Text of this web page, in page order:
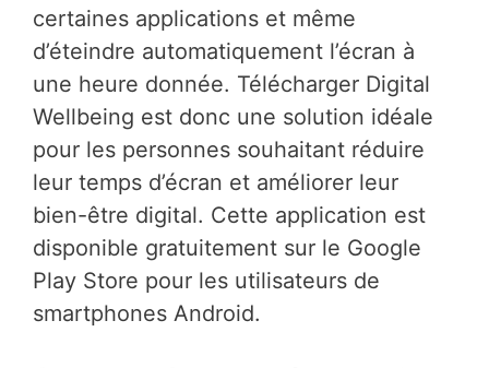
certaines applications et même
d’éteindre automatiquement l’écran à
une heure donnée. Télécharger Digital
Wellbeing est donc une solution idéale
pour les personnes souhaitant réduire
leur temps d’écran et améliorer leur
bien-être digital. Cette application est
disponible gratuitement sur le Google
Play Store pour les utilisateurs de
smartphones Android.